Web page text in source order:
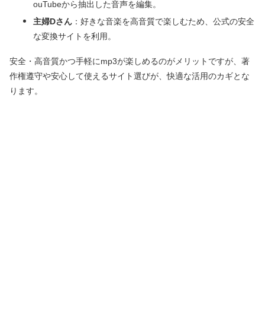
ouTubeから抽出した音声を編集。
主婦Dさん ：好きな音楽を高音質で楽しむため、公式の安全
な変換サイトを利用。
安全・高音質かつ手軽にmp3が楽しめるのがメリットですが、著
作権遵守や安心して使えるサイト選びが、快適な活用のカギとな
ります。